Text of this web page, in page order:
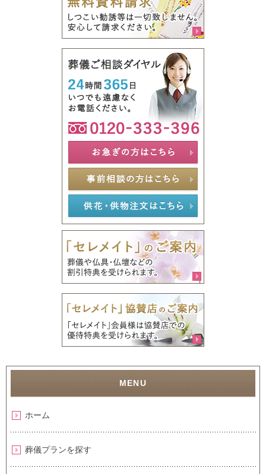
ホーム
葬儀プランを探す